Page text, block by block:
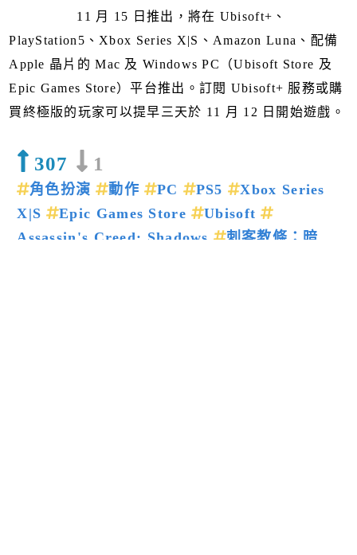
11 月 15 日推出，將在 Ubisoft+、
PlayStation5、Xbox Series X|S、Amazon Luna、配備
Apple 晶片的 Mac 及 Windows PC（Ubisoft Store 及
Epic Games Store）平台推出。訂閱 Ubisoft+ 服務或購
買終極版的玩家可以提早三天於 11 月 12 日開始遊戲。
307 1
角色扮演 動作 PC PS5
Xbox Series
X|S
Epic Games Store
Ubisoft
Assassin's Creed: Shadows
刺客教條：暗